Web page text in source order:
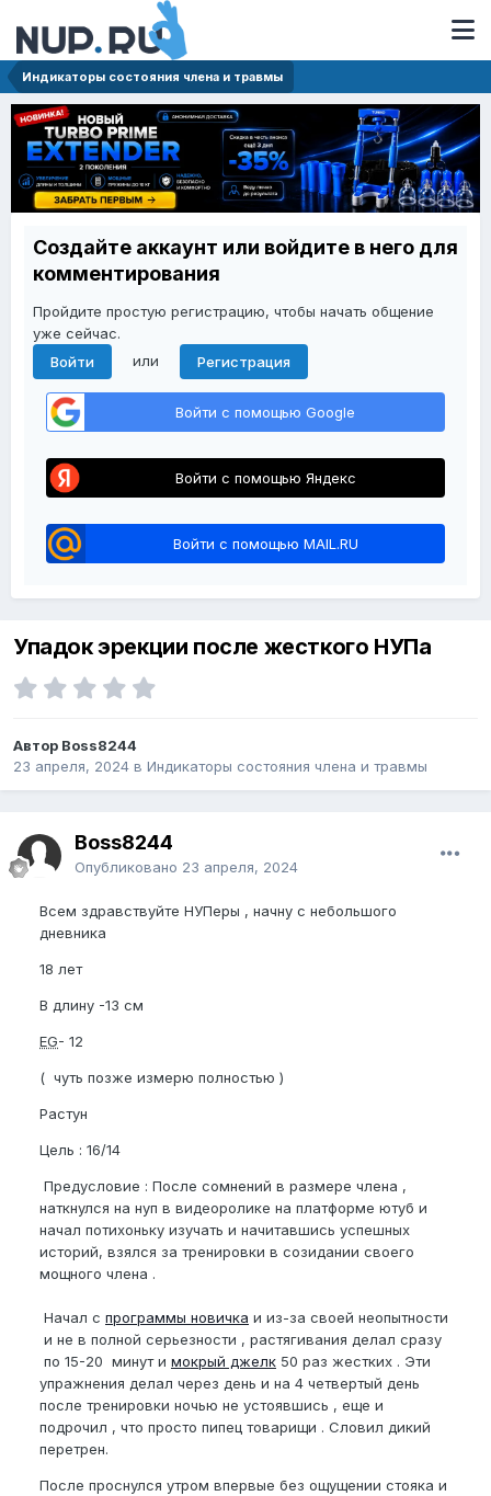
Индикаторы состояния члена и травмы
Создайте аккаунт или войдите в него для
комментирования
Пройдите простую регистрацию, чтобы начать общение
уже сейчас.
Войти
или Регистрация
Войти с помощью Google
Войти с помощью Яндекс
Войти с помощью MAIL.RU
Упадок эрекции после жесткого НУПа
Автор Boss8244
23 апреля, 2024 в Индикаторы состояния члена и травмы
Boss8244
Опубликовано 23 апреля, 2024
Всем здравствуйте НУПеры , начну с небольшого
дневника
18 лет
В длину -13 см
EG- 12
( чуть позже измерю полностью )
Растун
Цель : 16/14
Предусловие : После сомнений в размере члена ,
наткнулся на нуп в видеоролике на платформе ютуб и
начал потихоньку изучать и начитавшись успешных
историй, взялся за тренировки в созидании своего
мощного члена .
Начал с программы новичка и из-за своей неопытности
и не в полной серьезности , растягивания делал сразу
по 15-20 минут и мокрый джелк 50 раз жестких . Эти
упражнения делал через день и на 4 четвертый день
после тренировки ночью не устоявшись , еще и
подрочил , что просто пипец товарищи . Словил дикий
перетрен.
После проснулся утром впервые без ощущении стояка и